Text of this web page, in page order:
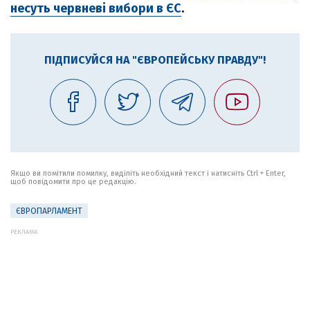
несуть червневі вибори в ЄС.
ПІДПИСУЙСЯ НА "ЄВРОПЕЙСЬКУ ПРАВДУ"!
Якщо ви помітили помилку, виділіть необхідний текст і натисніть Ctrl + Enter,
щоб повідомити про це редакцію.
ЄВРОПАРЛАМЕНТ
РЕКЛАМА: